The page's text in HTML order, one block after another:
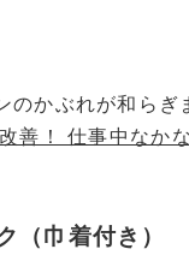
かぶれが和らぎ
善！ 仕事中なか
（巾着付き）